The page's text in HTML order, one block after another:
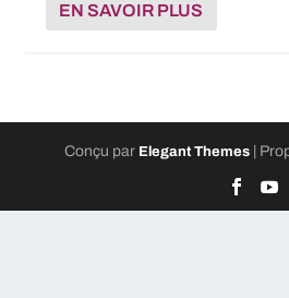
EN SAVOIR PLUS
Conçu par Elegant Themes|